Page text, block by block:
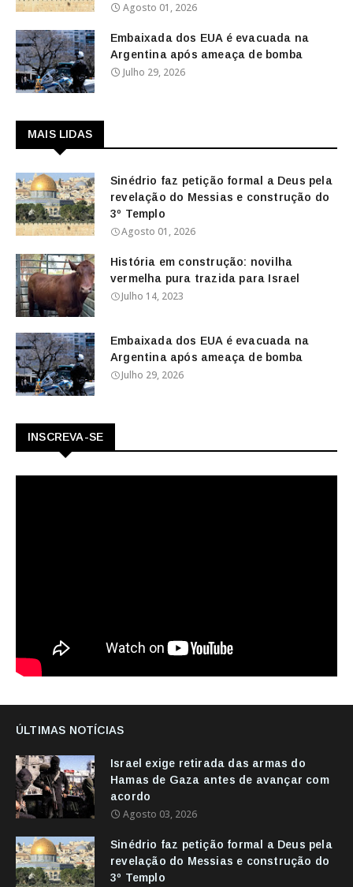
Agosto 01, 2026
Embaixada dos EUA é evacuada na
Argentina após ameaça de bomba
Julho 29, 2026
MAIS LIDAS
Sinédrio faz petição formal a Deus pela
revelação do Messias e construção do
3º Templo
Agosto 01, 2026
História em construção: novilha
vermelha pura trazida para Israel
Julho 14, 2023
Embaixada dos EUA é evacuada na
Argentina após ameaça de bomba
Julho 29, 2026
INSCREVA-SE
ÚLTIMAS NOTÍCIAS
Israel exige retirada das armas do
Hamas de Gaza antes de avançar com
acordo
Agosto 03, 2026
Sinédrio faz petição formal a Deus pela
revelação do Messias e construção do
3º Templo